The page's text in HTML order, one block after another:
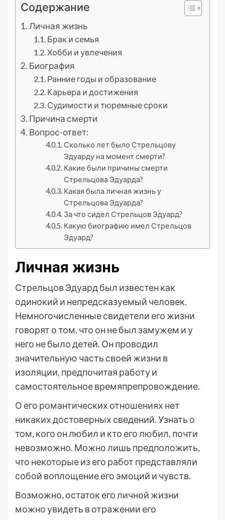
Содержание
Личная жизнь
Брак и семья
Хобби и увлечения
Биография
Ранние годы и образование
Карьера и достижения
Судимости и тюремные сроки
Причина смерти
Вопрос-ответ:
Сколько лет было Стрельцову
Эдуарду на момент смерти?
Какие были причины смерти
Стрельцова Эдуарда?
Какая была личная жизнь у
Стрельцова Эдуарда?
За что сидел Стрельцов Эдуард?
Какую биографию имел Стрельцов
Эдуард?
Личная жизнь
Стрельцов Эдуард был известен как
одинокий и непредсказуемый человек.
Немногочисленные свидетели его жизни
говорят о том, что он не был замужем и у
него не было детей. Он проводил
значительную часть своей жизни в
изоляции, предпочитая работу и
самостоятельное времяпрепровождение.
О его романтических отношениях нет
никаких достоверных сведений. Узнать о
том, кого он любил и кто его любил, почти
невозможно. Можно лишь предположить,
что некоторые из его работ представляли
собой воплощение его эмоций и чувств.
Возможно, остаток его личной жизни
можно увидеть в отражении его